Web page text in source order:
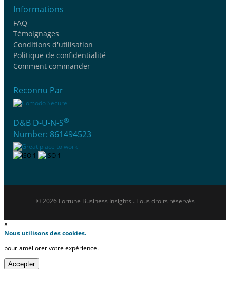
Informations
FAQ
Témoignages
Conditions d'utilisation
Politique de confidentialité
Comment commander
Reconnu Par
D&B D-U-N-S®
Number: 861494523
© 2026 Fortune Business Insights . Tous droits réservés
×
Nous utilisons des cookies.
pour améliorer votre expérience.
Accepter